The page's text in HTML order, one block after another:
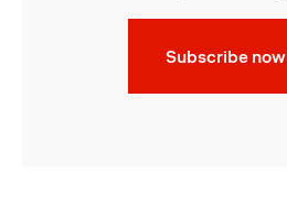
Subscribe now